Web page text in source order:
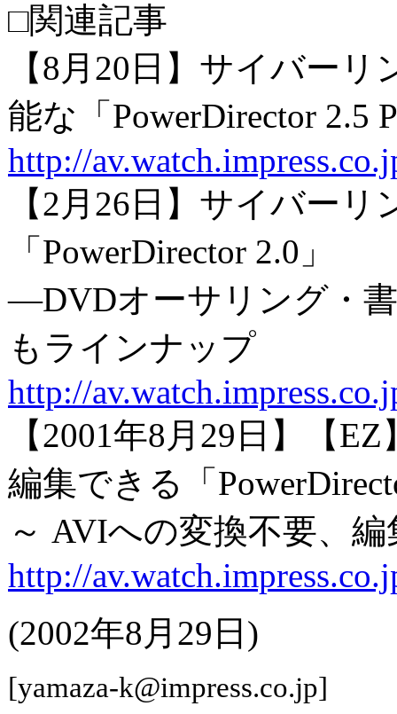
□関連記事
【8月20日】サイバー
能な「PowerDirector 2.5
http://
【2月26日】サイバー
「PowerDirector 2.0」
―DVDオーサリング・
もラインナップ
http://
【2001年8月29日】【
編集できる「
～ AVIへの変換不要、
http://
(2002年8月29日)
[yamaza-k@impress.co.jp]